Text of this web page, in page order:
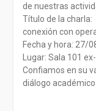
de nuestras
Título de la charla:
conexión con
Fecha y hora: 27/
Lugar: Sala 101
Confiamos en su
diálogo